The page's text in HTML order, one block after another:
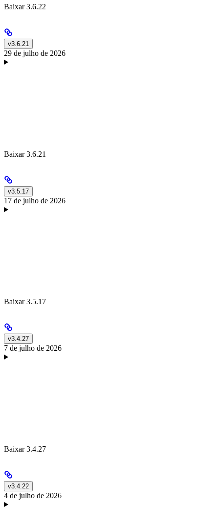
Baixar 3.6.22
v3.6.21
29 de julho de 2026
Baixar 3.6.21
v3.5.17
17 de julho de 2026
Baixar 3.5.17
v3.4.27
7 de julho de 2026
Baixar 3.4.27
v3.4.22
4 de julho de 2026